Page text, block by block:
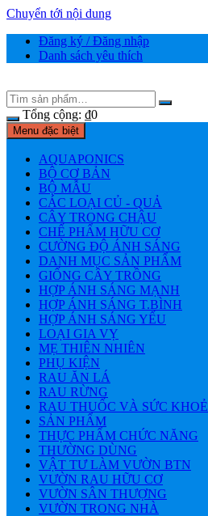
Chuyển tới nội dung
Đăng ký / Đăng nhập
Danh sách yêu thích
Tổng cộng: ₫0
Menu đặc biệt
AQUAPONICS
BỘ CƠ BẢN
BỘ MẪU
CÁC LOẠI CỦ - QUẢ
CÂY TRONG CHẬU
CHẾ PHẨM HỮU CƠ
CƯỜNG ĐỘ ÁNH SÁNG
DANH MỤC SẢN PHẨM
GIỐNG CÂY TRỒNG
HỢP ÁNH SÁNG MẠNH
HỢP ÁNH SÁNG T.BÌNH
HỢP ÁNH SÁNG YẾU
LOẠI GIA VỴ
MẸ THIÊN NHIÊN
PHỤ KIỆN
RAU ĂN LÁ
RAU RỪNG
RAU THUỐC VÀ SỨC KHOẺ
SẢN PHẨM
THỰC PHẨM CHỨC NĂNG
THƯỜNG DÙNG
VẬT TƯ LÀM VƯỜN BTN
VƯỜN RAU HỮU CƠ
VƯỜN SÂN THƯỢNG
VƯỜN TRONG NHÀ